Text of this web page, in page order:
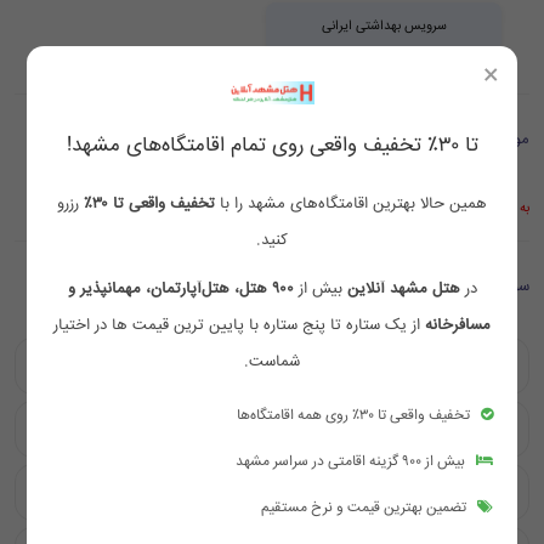
سرویس بهداشتی ایرانی
موقعیت مکانی
به علت قطع اینترنت بین الملل موقتا موقعیت مکانی در گوگل نمایش داده نمی شود
سوالات متداول
موقعیت هتل مهر امام رضا مشهد کجاست؟
چه امکاناتی در هتل مهر امام رضا مشهد ارائه می‌شود؟
×
تا ۳۰٪ تخفیف واقعی روی تمام اقامتگاه‌های مشهد!
همین حالا بهترین اقامتگاه‌های مشهد را با تخفیف واقعی تا ۳۰٪
رزرو
کنید.
درهتل مشهد آنلاین بیش از
۹۰۰ هتل، هتل‌آپارتمان، مهمانپذیر و
مسافرخانه از یک ستاره تا پنج ستاره با پایین ترین قیمت ها در اختیار
شماست.
تخفیف واقعی تا ۳۰٪ روی همه اقامتگاه‌ها
بیش از ۹۰۰ گزینه اقامتی در سراسر مشهد
تضمین بهترین قیمت و نرخ مستقیم